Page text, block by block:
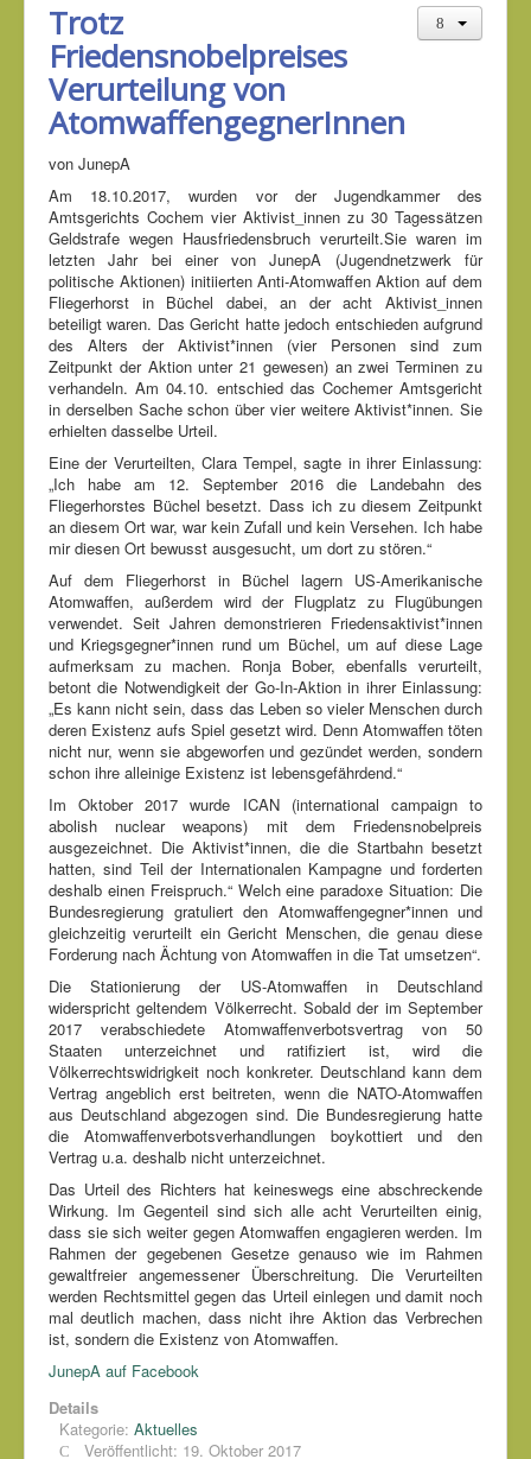
Trotz
Friedensnobelpreises
Verurteilung von
AtomwaffengegnerInnen
von JunepA
Am 18.10.2017, wurden vor der Jugendkammer des
Amtsgerichts Cochem vier Aktivist_innen zu 30 Tagessätzen
Geldstrafe wegen Hausfriedensbruch verurteilt.Sie waren im
letzten Jahr bei einer von JunepA (Jugendnetzwerk für
politische Aktionen) initiierten Anti-Atomwaffen Aktion auf dem
Fliegerhorst in Büchel dabei, an der acht Aktivist_innen
beteiligt waren. Das Gericht hatte jedoch entschieden aufgrund
des Alters der Aktivist*innen (vier Personen sind zum
Zeitpunkt der Aktion unter 21 gewesen) an zwei Terminen zu
verhandeln. Am 04.10. entschied das Cochemer Amtsgericht
in derselben Sache schon über vier weitere Aktivist*innen. Sie
erhielten dasselbe Urteil.
Eine der Verurteilten, Clara Tempel, sagte in ihrer Einlassung:
„Ich habe am 12. September 2016 die Landebahn des
Fliegerhorstes Büchel besetzt. Dass ich zu diesem Zeitpunkt
an diesem Ort war, war kein Zufall und kein Versehen. Ich habe
mir diesen Ort bewusst ausgesucht, um dort zu stören.“
Auf dem Fliegerhorst in Büchel lagern US-Amerikanische
Atomwaffen, außerdem wird der Flugplatz zu Flugübungen
verwendet. Seit Jahren demonstrieren Friedensaktivist*innen
und Kriegsgegner*innen rund um Büchel, um auf diese Lage
aufmerksam zu machen. Ronja Bober, ebenfalls verurteilt,
betont die Notwendigkeit der Go-In-Aktion in ihrer Einlassung:
„Es kann nicht sein, dass das Leben so vieler Menschen durch
deren Existenz aufs Spiel gesetzt wird. Denn Atomwaffen töten
nicht nur, wenn sie abgeworfen und gezündet werden, sondern
schon ihre alleinige Existenz ist lebensgefährdend.“
Im Oktober 2017 wurde ICAN (international campaign to
abolish nuclear weapons) mit dem Friedensnobelpreis
ausgezeichnet. Die Aktivist*innen, die die Startbahn besetzt
hatten, sind Teil der Internationalen Kampagne und forderten
deshalb einen Freispruch.“ Welch eine paradoxe Situation: Die
Bundesregierung gratuliert den Atomwaffengegner*innen und
gleichzeitig verurteilt ein Gericht Menschen, die genau diese
Forderung nach Ächtung von Atomwaffen in die Tat umsetzen“.
Die Stationierung der US-Atomwaffen in Deutschland
widerspricht geltendem Völkerrecht. Sobald der im September
2017 verabschiedete Atomwaffenverbotsvertrag von 50
Staaten unterzeichnet und ratifiziert ist, wird die
Völkerrechtswidrigkeit noch konkreter. Deutschland kann dem
Vertrag angeblich erst beitreten, wenn die NATO-Atomwaffen
aus Deutschland abgezogen sind. Die Bundesregierung hatte
die Atomwaffenverbotsverhandlungen boykottiert und den
Vertrag u.a. deshalb nicht unterzeichnet.
Das Urteil des Richters hat keineswegs eine abschreckende
Wirkung. Im Gegenteil sind sich alle acht Verurteilten einig,
dass sie sich weiter gegen Atomwaffen engagieren werden. Im
Rahmen der gegebenen Gesetze genauso wie im Rahmen
gewaltfreier angemessener Überschreitung. Die Verurteilten
werden Rechtsmittel gegen das Urteil einlegen und damit noch
mal deutlich machen, dass nicht ihre Aktion das Verbrechen
ist, sondern die Existenz von Atomwaffen.
JunepA auf Facebook
Details
Kategorie: Aktuelles
Veröffentlicht: 19. Oktober 2017